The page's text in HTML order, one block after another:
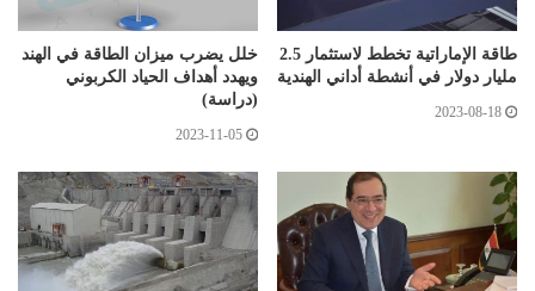
طاقة الإماراتية تخطط لاستثمار 2.5
مليار دولار في أنشطة أداني الهندية
2023-08-18
خلل يضرب ميزان الطاقة في الهند
ويهدد أهداف الحياد الكربوني
(دراسة)
2023-11-05